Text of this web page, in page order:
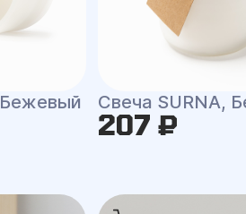
Свеча SURNA,
207 ₽